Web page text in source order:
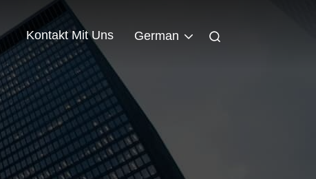
Kontakt Mit Uns German